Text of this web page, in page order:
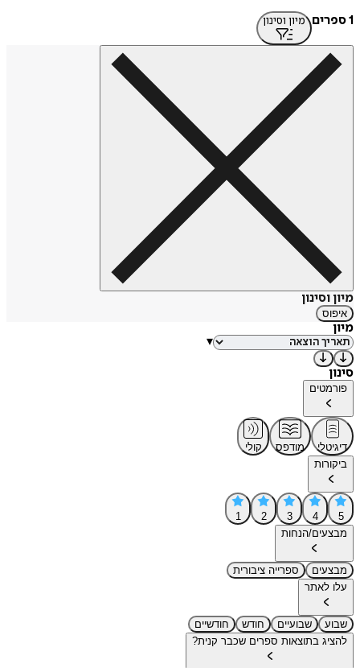
1 ספרים
מיון וסינון
מיון וסינון
איפוס
מיון
▾
סינון
פורמטים
דיגיטלי מודפס
קולי
ביקורות
5
4
3
2
1
מבצעים/הנחות
מבצעים
ספרייה ציבורית
עלו לאתר
שבוע שבועיים חודש
חודשיים
להציג בתוצאות ספרים שכבר קנית?